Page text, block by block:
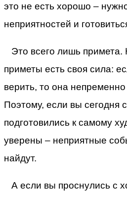
это не есть хорошо –
неприятностей и
Это всего лишь примета.
приметы есть своя сила:
верить, то она
Поэтому, если вы сегодня
подготовились к самому
уверены – неприятные
найдут.
А если вы проснулись с